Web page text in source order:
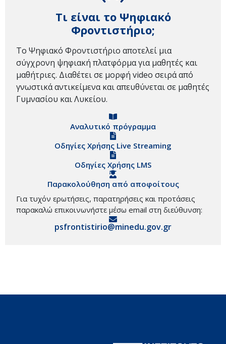
Τι είναι το Ψηφιακό
Φροντιστήριο;
Το Ψηφιακό Φροντιστήριο αποτελεί μια
σύγχρονη ψηφιακή πλατφόρμα για μαθητές και
μαθήτριες. Διαθέτει σε μορφή video σειρά από
γνωστικά αντικείμενα και απευθύνεται σε μαθητές
Γυμνασίου και Λυκείου.
Αναλυτικό πρόγραμμα
Οδηγίες Χρήσης Live Streaming
Οδηγίες Χρήσης LMS
Παρακολούθηση από αποφοίτους
Για τυχόν ερωτήσεις, παρατηρήσεις και προτάσεις
παρακαλώ επικοινωνήστε μέσω email στη διεύθυνση:
psfrontistirio@minedu.gov.gr